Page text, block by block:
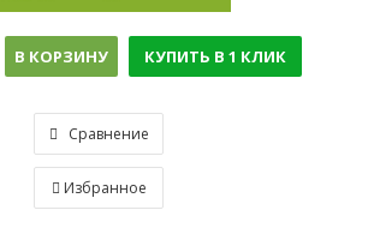
В КОРЗИНУ КУПИТЬ В 1 КЛИК
Сравнение
Избранное